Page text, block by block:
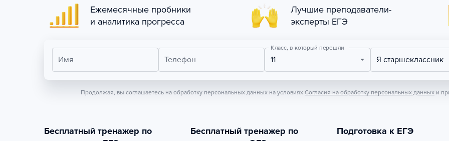
Ежемесячные пробники
и аналитика прогресса
Лучшие преподаватели-
эксперты ЕГЭ
Имя Телефон
Класс, в который перешли
11 Я старшеклассник
Продолжая, вы соглашаетесь на обработку персональных данных на условиях Согласия на обработку персональных данных и
Бесплатный тренажер по
Бесплатный тренажер по
Подготовка к ЕГЭ